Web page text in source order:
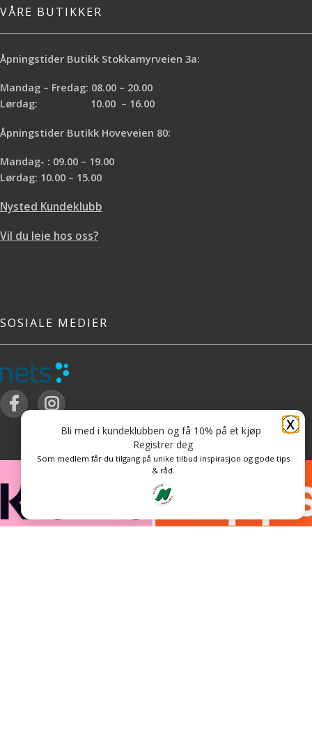
VÅRE BUTIKKER
Åpningstider Butikk Stokkamyrveien 3a:
Mandag – Fredag: 08.00 – 20.00
Lørdag: 10.00 – 16.00
Åpningstider Butikk Hoveveien 80:
Mandag- : 09.00 – 19.00
Lørdag: 10.00 – 15.00
Nysted Kundeklubb
Vil du leie hos oss?
SOSIALE MEDIER
X
Bli med i kundeklubben og få 10% på et kjøp
Registrer deg
Som medlem får du tilgang på unike tilbud inspirasjon og gode tips
& råd.